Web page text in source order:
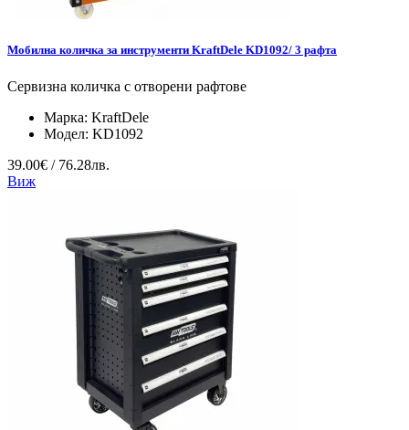
Мобилна количка за инструменти KraftDele KD1092/ 3 рафта
Сервизна количка с отворени рафтове
Марка: KraftDele
Модел: KD1092
39.00€ / 76.28лв.
Виж